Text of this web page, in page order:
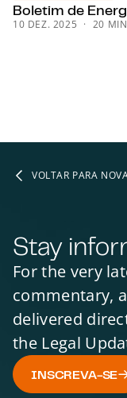
Boletim de
10 DEZ. 2025 20
VOLTAR PARA
Stay
For the very
commentary,
delivered
the Legal
INSCREVA-SE